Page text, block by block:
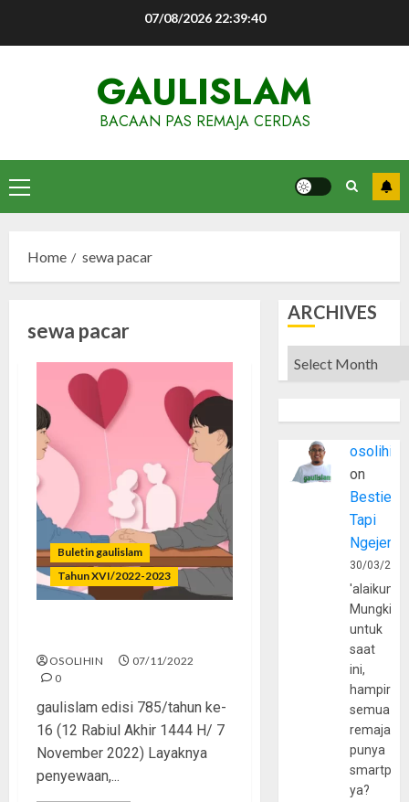
07/08/2026 22:39:41
GAULISLAM
BACAAN PAS REMAJA CERDAS
Primary
Menu
Home sewa pacar
sewa pacar
Buletin gaulislam
Tahun XVI/2022-2023
OSOLIHIN
07/11/2022
0
gaulislam edisi 785/tahun ke-
16 (12 Rabiul Akhir 1444 H/ 7
November 2022) Layaknya
penyewaan,...
ARCHIVES
Archives
osolihin
on
Bestie
Tapi
30/03/
Mungkin
untuk
saat
ini,
hampir
semua
remaja
punya
ya?